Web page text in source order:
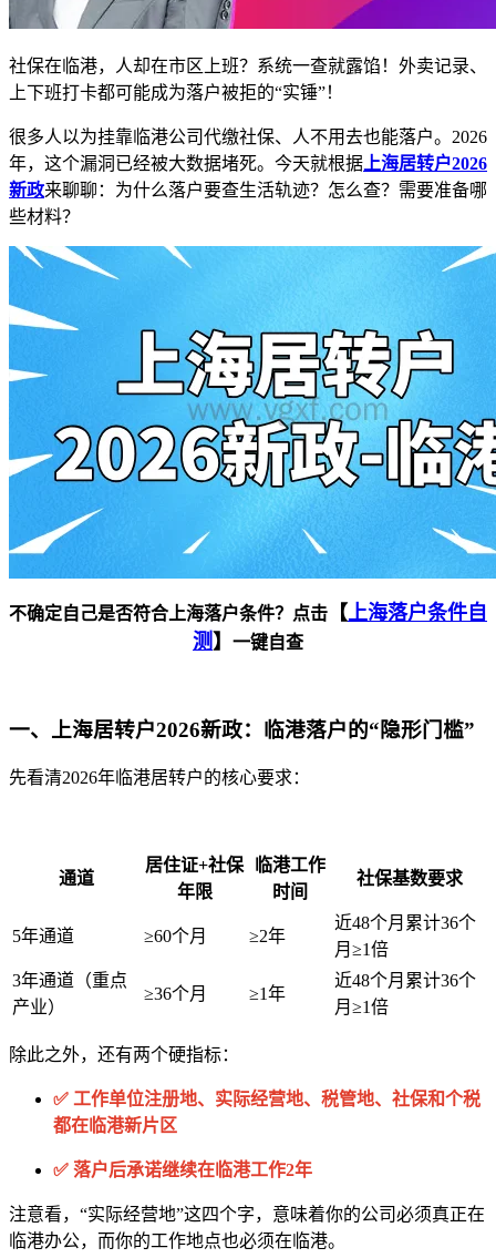
社保在临港，人却在市区上班？系统一查就露馅！外卖记录、
上下班打卡都可能成为落户被拒的“实锤”！
很多人以为挂靠临港公司代缴社保、人不用去也能落户。2026
年，这个漏洞已经被大数据堵死。今天就根据 上海居转户2026
新政来聊聊：为什么落户要查生活轨迹？怎么查？需要准备哪
些材料？
不确定自己是否符合上海落户条件？点击 【 上海落户条件自
测 】 一键自查
一、上海居转户2026新政：临港落户的“隐形门槛”
先看清2026年临港居转户的核心要求：
通道
居住证+社保
年限
临港工作
时间
社保基数要求
5年通道 ≥60个月 ≥2年
近48个月累计36个
月≥1倍
3年通道（重点
产业）
≥36个月 ≥1年
近48个月累计36个
月≥1倍
除此之外，还有两个硬指标：
✅ 工作单位注册地、实际经营地、税管地、社保和个税
都在临港新片区
✅ 落户后承诺继续在临港工作2年
注意看，“实际经营地”这四个字，意味着你的公司必须真正在
临港办公，而你的工作地点也必须在临港。